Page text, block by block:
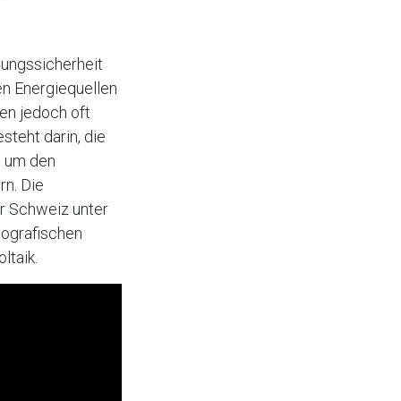
Energiequellen
jedoch oft
darin, die
den
Die
Schweiz unter